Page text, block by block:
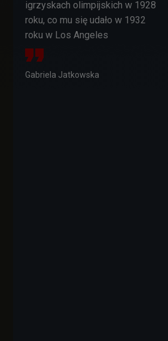
Gabriela Jatkowska
igrzyskach olimpijskich w 1928
roku, co mu się udało w 1932
roku w Los Angeles